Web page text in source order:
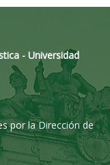
- Universidad
por la Dirección de